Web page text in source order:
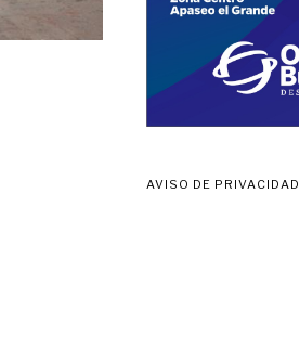
AVISO DE PRIVACIDAD